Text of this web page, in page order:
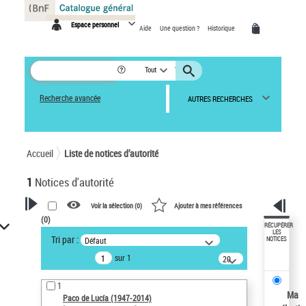
Espace personnel Aide Une question ? Historique
Tout
Recherche avancée AUTRES RECHERCHES
Accueil Liste de notices d’autorité
1 Notices d'autorité
VOTRE RECHERCHE
Recherche avancée dans les
notices d’autorité
Œuvres liées à l'auteur :
Paco de Lucía (1947-2014)
Voir la sélection (0) Ajouter à mes références
(0)
Tri par : Défaut
sur 1
20
résultats/page
1
Paco de Lucía (1947-2014)
RÉCUPÉRER
LES
NOTICES
Ma
Panneau de gestion des cookies